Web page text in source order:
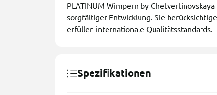
PLATINUM Wimpern by
sorgfältiger Entwicklung. Sie
erfüllen internationale Qualitätsstandards.
Spezifikationen